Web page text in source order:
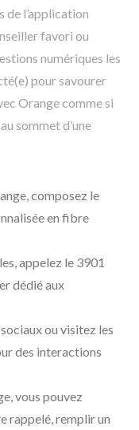
l’application
favori ou
numériques les
pour savourer
Orange comme si
sommet d’une
composez le
en fibre
appelez le 3901
dédié aux
ou visitez les
des interactions
vous pouvez
rappelé, remplir un